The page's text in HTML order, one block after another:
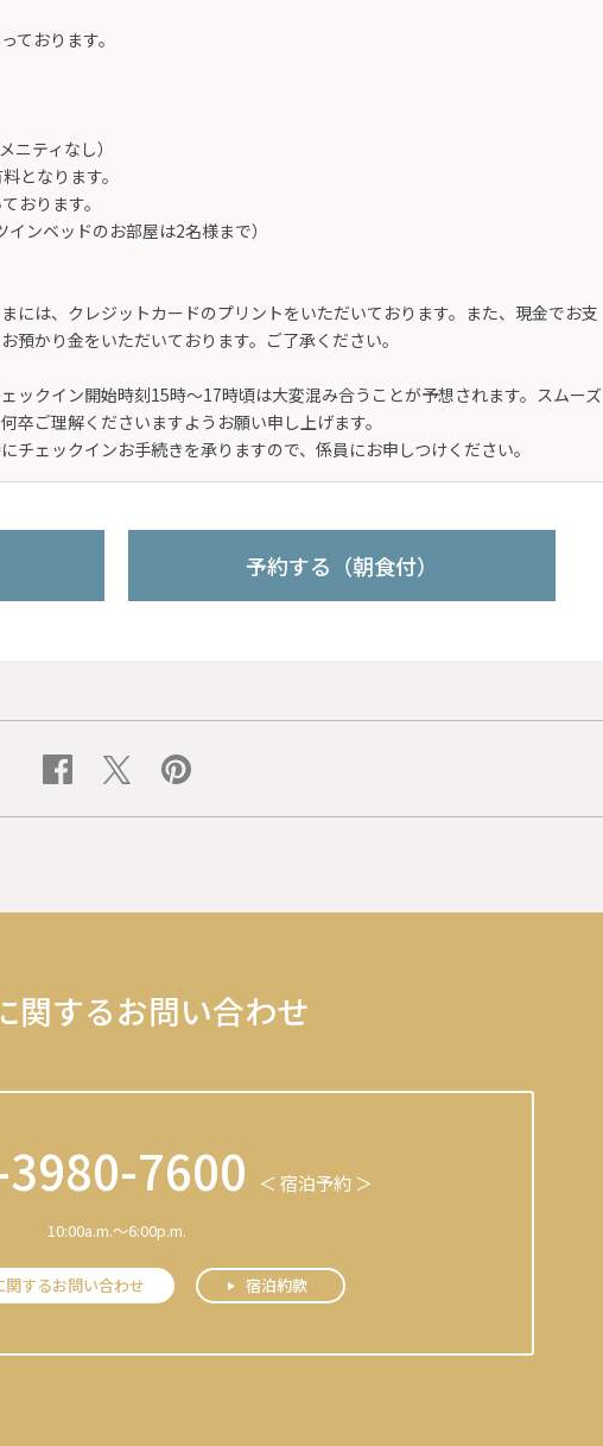
ております。
ニティなし）
となります。
おります。
ンベッドのお部屋は2名様まで）
には、クレジットカードのプリントをいただいております。また、現金でお支
かり金をいただいております。ご了承ください。
ックイン開始時刻15時〜17時頃は大変混み合うことが予想されます。スムーズ
ご理解くださいますようお願い申し上げます。
チェックインお手続きを承りますので、係員にお申しつけください。
予約する（朝食付）
関するお問い合わせ
7600 ＜ 宿泊予約 ＞
10:00a.m.～6:00p.m.
関するお問い合わせ 宿泊約款